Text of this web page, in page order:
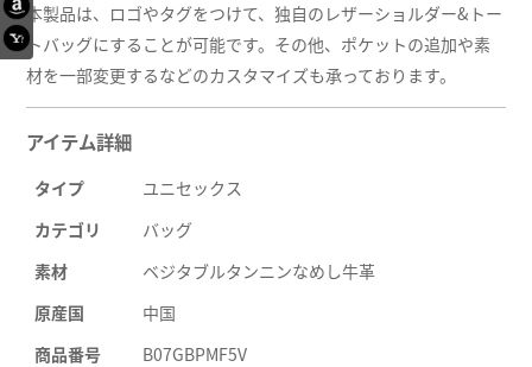
本製品は、ロゴやタグをつけて、独自のレザーショルダー&トー
トバッグにすることが可能です。その他、ポケットの追加や素
材を一部変更するなどのカスタマイズも承っております。
アイテム詳細
タイプ
ユニセックス
カテゴリ
バッグ
素材
ベジタブルタンニンなめし牛革
原産国
中国
商品番号
B07GBPMF5V